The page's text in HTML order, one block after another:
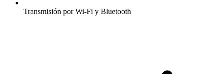
Transmisión por Wi-Fi y Bluetooth